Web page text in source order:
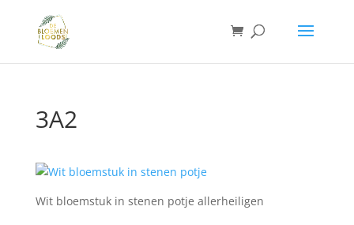
3A2
Wit bloemstuk in stenen potje allerheiligen